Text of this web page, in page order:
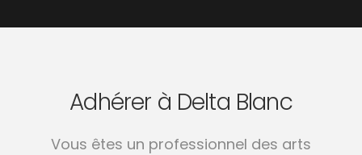
Adhérer à Delta Blanc
Vous êtes un professionnel des arts